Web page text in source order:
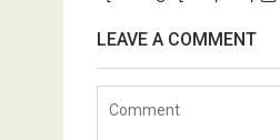
LEAVE A COMMENT